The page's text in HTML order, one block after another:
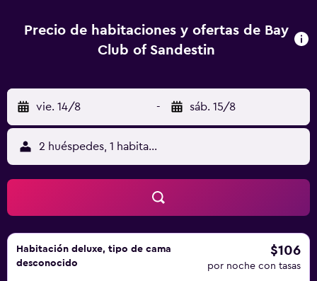
alojamientos ofrecen una zona de estar separada e
incluyen mesa de comedor. Se ofrece una televisión de
Beach ofrece acceso a Internet wifi gratis. En el
alojamiento hay 3 piscinas al aire libre además de
gimnasio.
Precio de habitaciones y ofertas de Bay
Club of Sandestin
vie. 14/8 - sáb. 15/8
2 huéspedes, 1 habitación
Habitación deluxe, tipo de cama
desconocido
$106
por noche con tasas